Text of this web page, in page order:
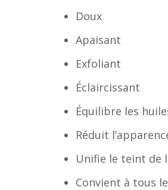
Doux
Apaisant
Exfoliant
Éclaircissant
Équilibre les
Réduit
Unifie le teint de
Convient à tous